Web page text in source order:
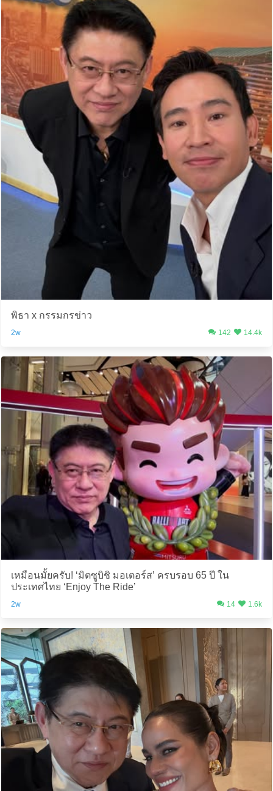
พิธา x กรรมกรข่าว
2w 142 14.4k
เหมือนมั้ยครับ! ‘มิตซูบิชิ มอเตอร์ส’ ครบรอบ 65 ปี ใน
ประเทศไทย ‘Enjoy The Ride’
2w 14 1.6k